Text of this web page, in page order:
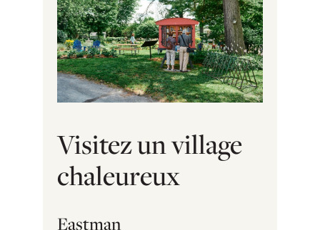
Visitez un village
chaleureux
Eastman